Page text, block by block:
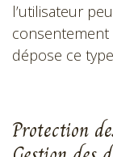
l’utilisateur
consentement
dépose ce
Protection